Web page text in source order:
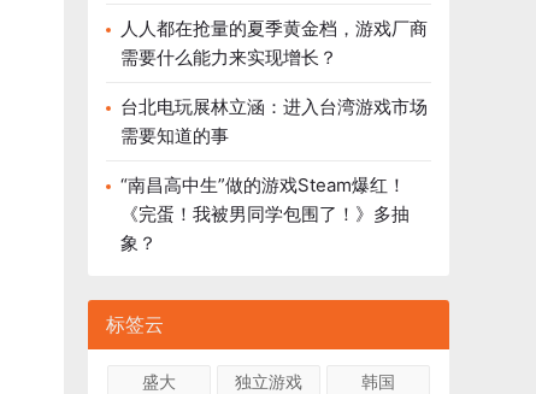
人人都在抢量的夏季黄金档，游戏厂商
需要什么能力来实现增长？
台北电玩展林立涵：进入台湾游戏市场
需要知道的事
“南昌高中生”做的游戏Steam爆红！
《完蛋！我被男同学包围了！》多抽
象？
标签云
盛大 独立游戏
韩国